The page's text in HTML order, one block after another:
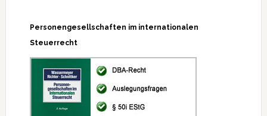
Personengesellschaften im internationalen
Steuerrecht